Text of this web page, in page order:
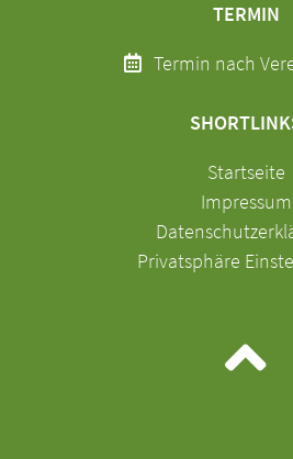
TERMIN
Termin nach
Startseite
Impressum
Privatsphäre